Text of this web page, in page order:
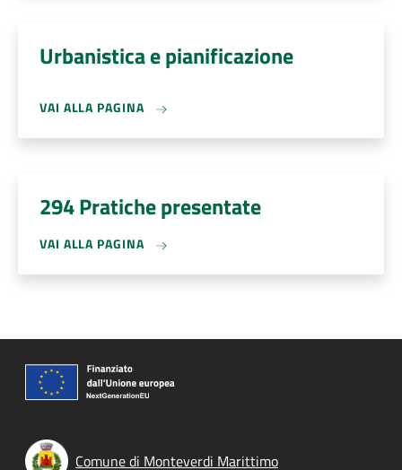
Urbanistica e pianificazione
VAI ALLA PAGINA
294 Pratiche presentate
VAI ALLA PAGINA
Comune di Monteverdi Marittimo